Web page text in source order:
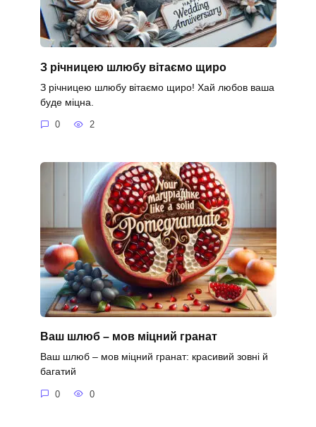
З річницею шлюбу вітаємо щиро
З річницею шлюбу вітаємо щиро! Хай любов ваша
буде міцна.
0 2
Ваш шлюб – мов міцний гранат
Ваш шлюб – мов міцний гранат: красивий зовні й
багатий
0 0